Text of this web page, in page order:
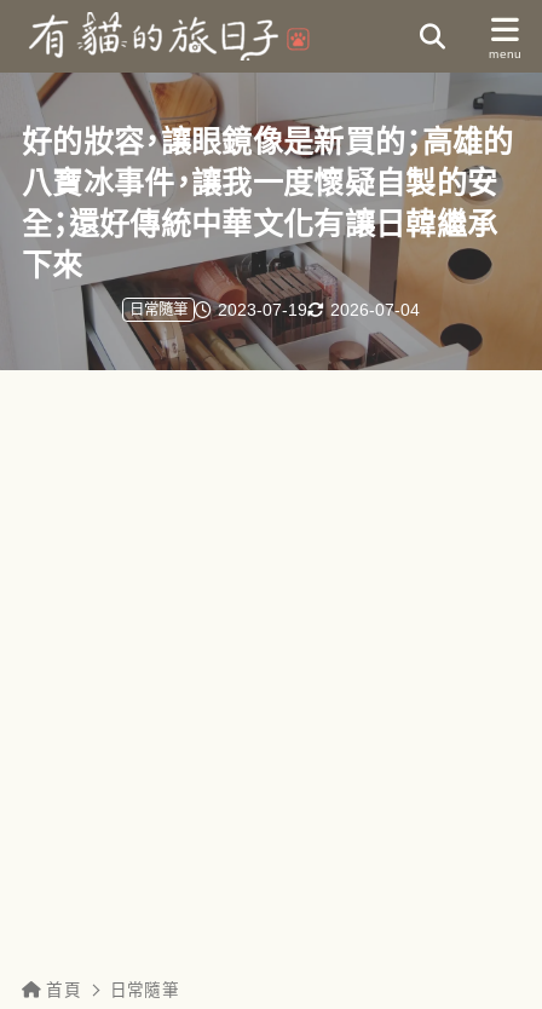
好的妝容，讓眼鏡像是新買的；高雄的
八寶冰事件，讓我一度懷疑自製的安
全；還好傳統中華文化有讓日韓繼承
下來
2023-07-19 2026-07-04
日常隨筆
首頁 日常隨筆